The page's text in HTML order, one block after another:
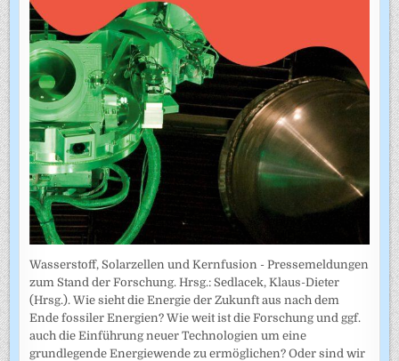
Wasserstoff, Solarzellen und Kernfusion - Pressemeldungen
zum Stand der Forschung. Hrsg.: Sedlacek, Klaus-Dieter
(Hrsg.). Wie sieht die Energie der Zukunft aus nach dem
Ende fossiler Energien? Wie weit ist die Forschung und ggf.
auch die Einführung neuer Technologien um eine
grundlegende Energiewende zu ermöglichen? Oder sind wir